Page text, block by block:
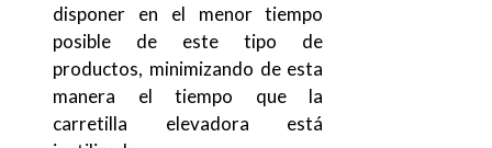
disponer en el menor tiempo
posible de este tipo de
productos, minimizando de esta
manera el tiempo que la
carretilla elevadora está